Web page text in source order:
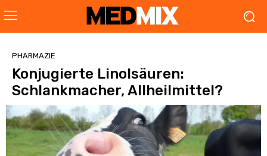
PHARMAZIE
Konjugierte Linolsäuren:
Schlankmacher, Allheilmittel?